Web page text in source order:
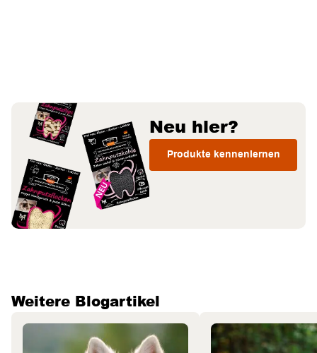
Neu hier?
Produkte kennenlernen
Weitere Blogartikel